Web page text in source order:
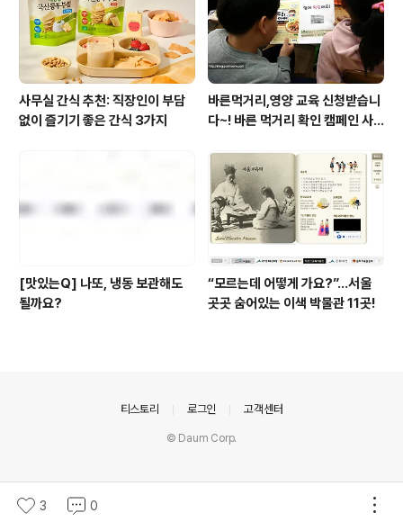
사무실 간식 추천: 직장인이 부담
없이 즐기기 좋은 간식 3가지
바른먹거리,영양 교육 신청받습니
다~! 바른 먹거리 확인 캠페인 사
[맛있는Q] 나또, 냉동 보관해도
될까요?
“모르는데 어떻게 가요?”...서울
곳곳 숨어있는 이색 박물관 11곳!
3 0
티스토리 로그인 고객센터
© Daum Corp.